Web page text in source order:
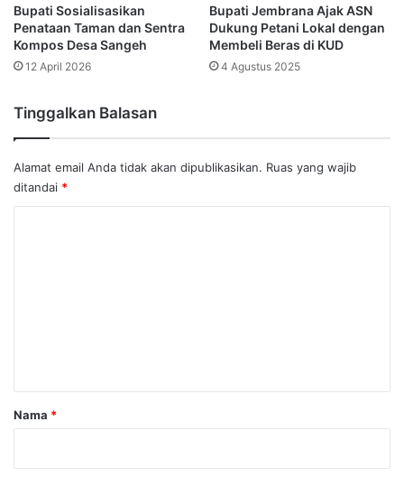
Bupati Sosialisasikan
Penataan Taman dan Sentra
Kompos Desa Sangeh
12 April 2026
Bupati Jembrana Ajak ASN
Dukung Petani Lokal dengan
Membeli Beras di KUD
4 Agustus 2025
Tinggalkan Balasan
Alamat email Anda tidak akan dipublikasikan. Ruas yang wajib
ditandai *
r
Nama *